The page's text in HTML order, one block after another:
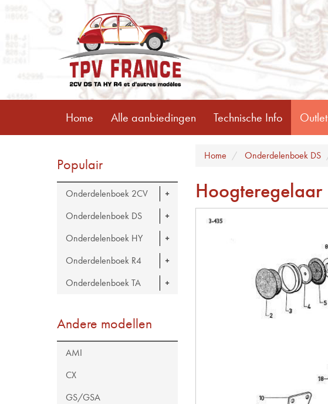
Home Alle aanbiedingen Technische Info Outlet
Populair
Onderdelenboek 2CV
Onderdelenboek DS
Onderdelenboek HY
Onderdelenboek R4
Onderdelenboek TA
Andere modellen
AMI
CX
GS/GSA
Home Onderdelenboek DS
Hoogteregelaar